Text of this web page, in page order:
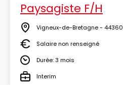
Paysagiste F/H
Lieu Vigneux-de-Bretagne - 44360
SalaireSalaire non renseigné
DuréeDurée: 3 mois
TypeInterim